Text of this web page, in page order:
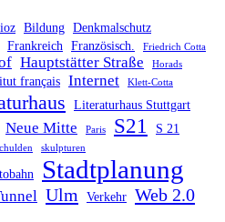
Bildung Denkmalschutz
Frankreich Französisch. Friedrich Cotta
Hauptstätter Straße Horads
français Internet Klett-Cotta
Literaturhaus Stuttgart
Neue Mitte Paris S21 S 21
skulpturen
Stadtplanung
Ulm Verkehr Web 2.0